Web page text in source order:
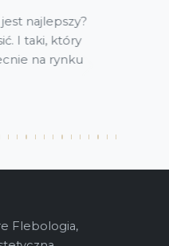
najlepszy?
I taki, który
na rynku
Flebologia,